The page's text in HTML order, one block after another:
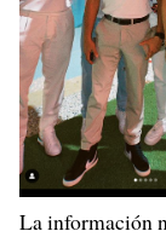
La información